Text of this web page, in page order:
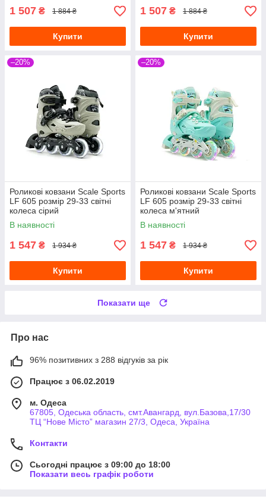
1 507 ₴ 1 884 ₴
Купити
1 507 ₴ 1 884 ₴
Купити
–20%
Роликові ковзани Scale Sports
LF 605 розмір 29-33 світні
колеса сірий
В наявності
1 547 ₴ 1 934 ₴
Купити
–20%
Роликові ковзани Scale Sports
LF 605 розмір 29-33 світні
колеса м'ятний
В наявності
1 547 ₴ 1 934 ₴
Купити
Показати ще
Про нас
96% позитивних з 288 відгуків за рік
Працює з 06.02.2019
м. Одеса
67805, Одеська область, смт.Авангард, вул.Базова,17/30
ТЦ “Нове Місто” магазин 27/3, Одеса, Україна
Контакти
Сьогодні працює з 09:00 до 18:00
Показати весь графік роботи